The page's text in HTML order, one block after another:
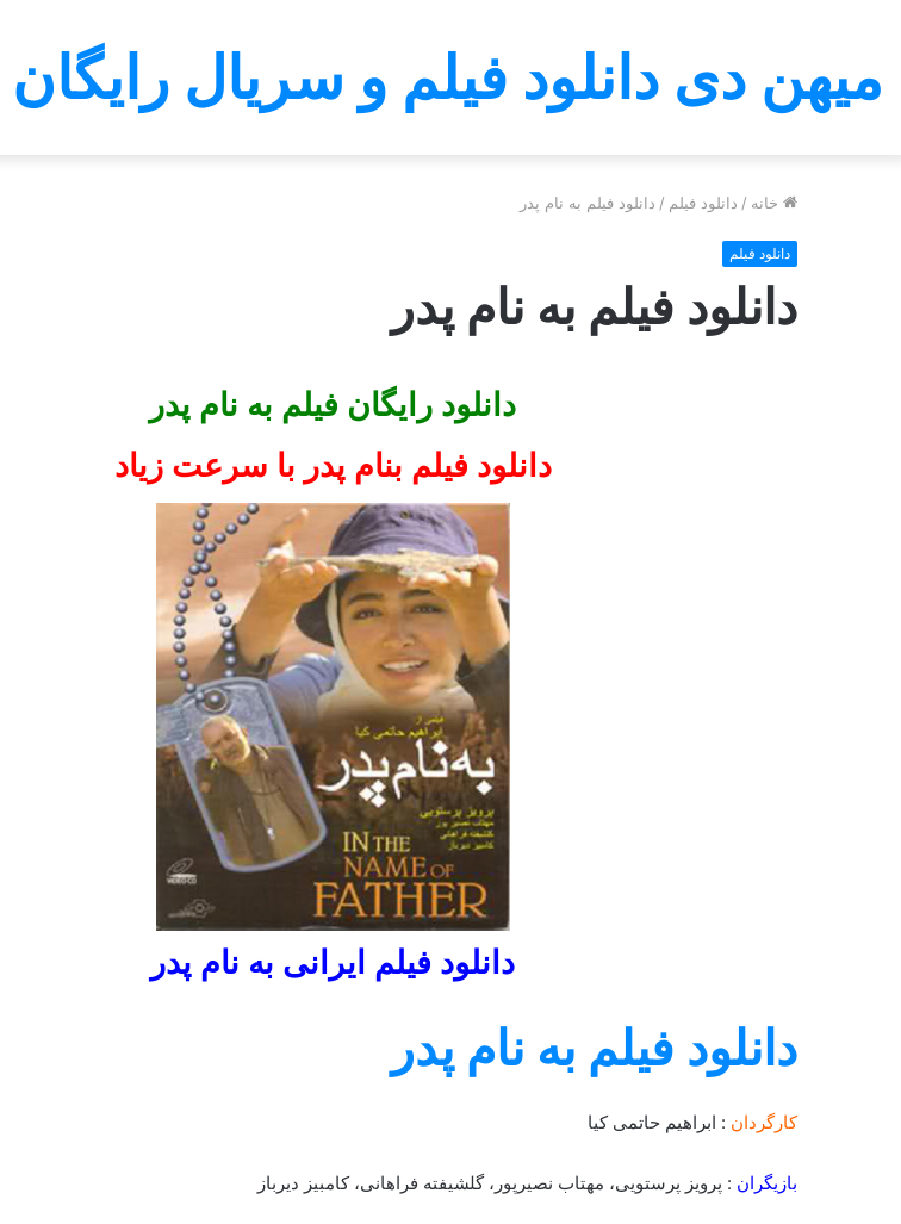
میهن دی دانلود فیلم و سریال رایگان
خانه / دانلود فیلم / دانلود فیلم به نام پدر
دانلود فیلم
دانلود فیلم به نام پدر
دانلود رایگان فیلم به نام پدر
دانلود فیلم بنام پدر با سرعت زیاد
دانلود فیلم ایرانی به نام پدر
دانلود فیلم به نام پدر
کارگردان : ابراهیم حاتمی کیا
بازیگران : پرویز پرستویی، مهتاب نصیرپور، گلشیفته فراهانی، کامبیز دیرباز